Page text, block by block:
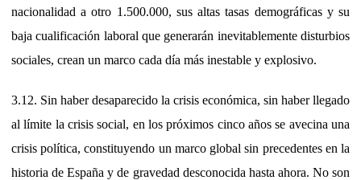
nacionalidad a otro 1.500.000, sus altas tasas demográficas y su
baja cualificación laboral que generarán inevitablemente disturbios
sociales, crean un marco cada día más inestable y explosivo.
3.12. Sin haber desaparecido la crisis económica, sin haber llegado
al límite la crisis social, en los próximos cinco años se avecina una
crisis política, constituyendo un marco global sin precedentes en la
historia de España y de gravedad desconocida hasta ahora. No son